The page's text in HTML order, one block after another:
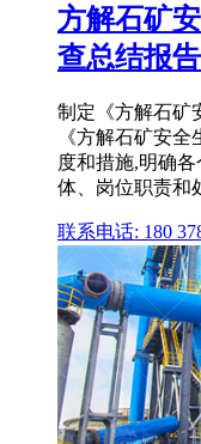
方解石矿
查总结报
制定《方解石矿
《方解石矿安
度和措施,明确
体、岗位职责和
联系电话: 180